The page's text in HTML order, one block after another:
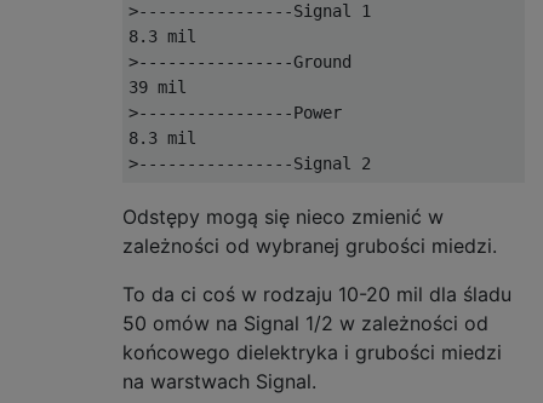
>----------------Signal 1
8.3 mil
>----------------Ground
39 mil
>----------------Power
8.3 mil
Odstępy mogą się nieco zmienić w
zależności od wybranej grubości miedzi.
To da ci coś w rodzaju 10-20 mil dla śladu
50 omów na Signal 1/2 w zależności od
końcowego dielektryka i grubości miedzi
na warstwach Signal.